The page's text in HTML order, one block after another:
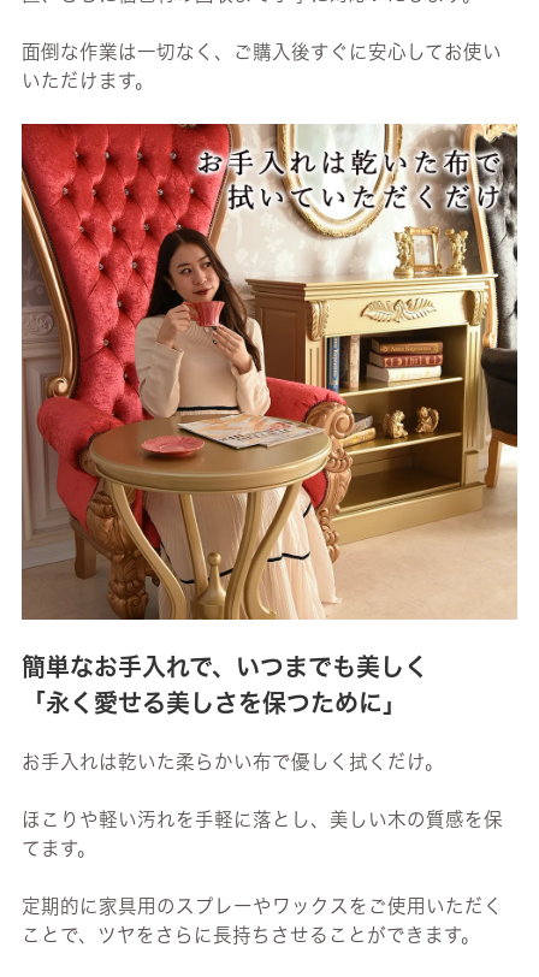
面倒な作業は一切なく、ご購入後すぐに安心してお使い
いただけます。
簡単なお手入れで、いつまでも美しく
「永く愛せる美しさを保つために」
お手入れは乾いた柔らかい布で優しく拭くだけ。
ほこりや軽い汚れを手軽に落とし、美しい木の質感を保
てます。
定期的に家具用のスプレーやワックスをご使用いただく
ことで、ツヤをさらに長持ちさせることができます。